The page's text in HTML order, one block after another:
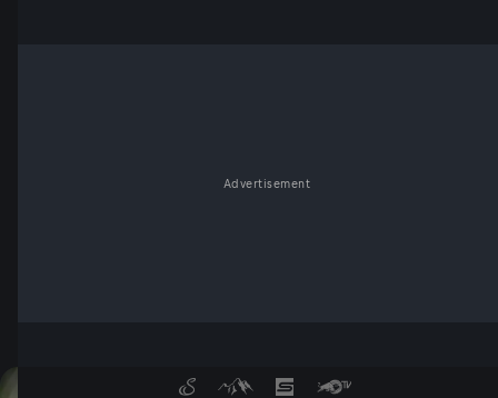
Advertisement
Die Rockies - Lernen fürs